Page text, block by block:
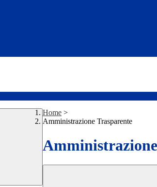
Home >
Amministrazione Trasparente